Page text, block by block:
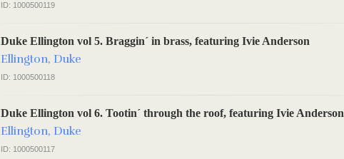
ID: 1000500119
Duke Ellington vol 5. Braggin´ in brass, featuring Ivie Anderson
Ellington, Duke
ID: 1000500118
Duke Ellington vol 6. Tootin´ through the roof, featuring Ivie Anderson
Ellington, Duke
ID: 1000500117